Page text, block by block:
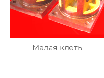
Малая клеть